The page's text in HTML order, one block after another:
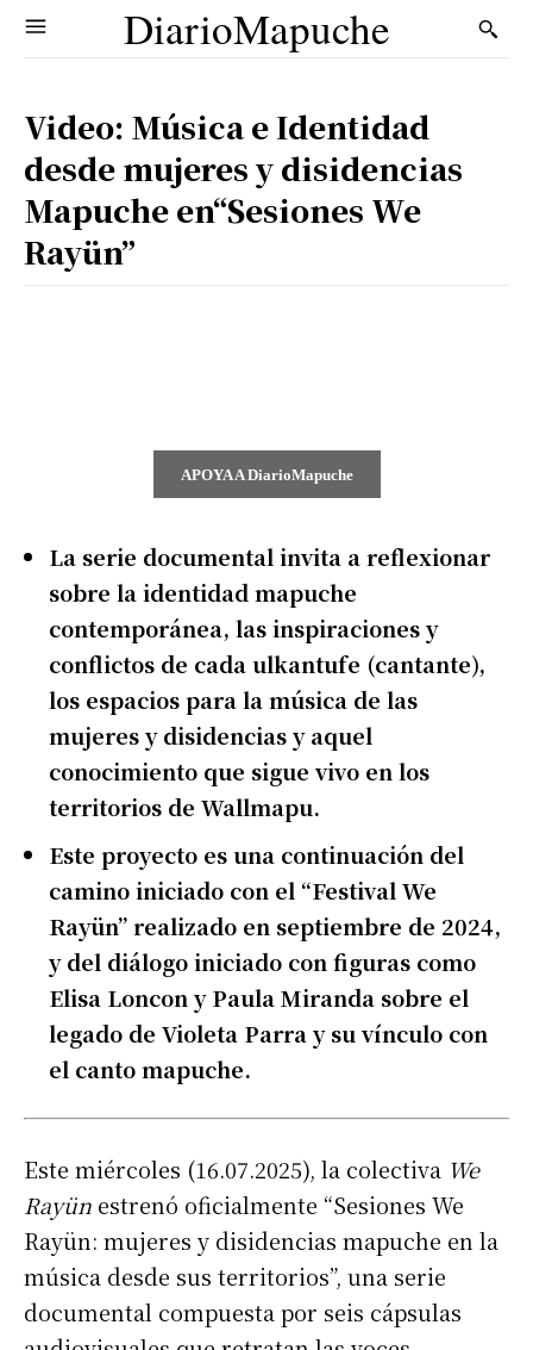
DiarioMapuche
Video: Música e Identidad
desde mujeres y disidencias
Mapuche en“Sesiones We
Rayün”
APOYA A DiarioMapuche
La serie documental invita a reflexionar
sobre la identidad mapuche
contemporánea, las inspiraciones y
conflictos de cada ulkantufe (cantante),
los espacios para la música de las
mujeres y disidencias y aquel
conocimiento que sigue vivo en los
territorios de Wallmapu.
Este proyecto es una continuación del
camino iniciado con el “Festival We
Rayün” realizado en septiembre de 2024,
y del diálogo iniciado con figuras como
Elisa Loncon y Paula Miranda sobre el
legado de Violeta Parra y su vínculo con
el canto mapuche.
Este miércoles (16.07.2025), la colectiva We
Rayün estrenó oficialmente “Sesiones We
Rayün: mujeres y disidencias mapuche en la
música desde sus territorios”, una serie
documental compuesta por seis cápsulas